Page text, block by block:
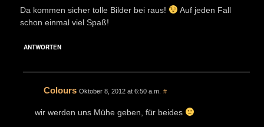
Da kommen sicher tolle Bilder bei raus!
Auf jeden Fall
schon einmal viel Spaß!
ANTWORTEN
Colours Oktober 8, 2012 at 6:50 a.m. #
wir werden uns Mühe geben, für beides